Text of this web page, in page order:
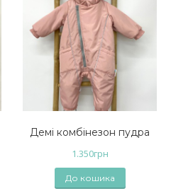
Демі комбінезон пудра
1.350грн
До кошика